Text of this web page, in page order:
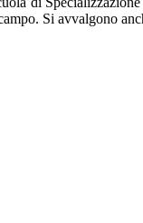
Si avvalgono